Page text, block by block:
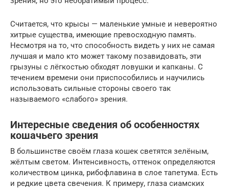
Считается, что крысы — маленькие умные и невероятно
хитрые существа, имеющие превосходную память.
Несмотря на то, что способность видеть у них не самая
лучшая и мало кто может такому позавидовать, эти
грызуны с лёгкостью обходят ловушки и капканы. С
течением времени они приспособились и научились
использовать сильные стороны своего так
называемого «слабого» зрения.
Интересные сведения об особенностях
кошачьего зрения
В большинстве своём глаза кошек светятся зелёным,
жёлтым светом. Интенсивность, оттенок определяются
количеством цинка, рибофлавина в слое тапетума. Есть
и редкие цвета свечения. К примеру, глаза сиамских